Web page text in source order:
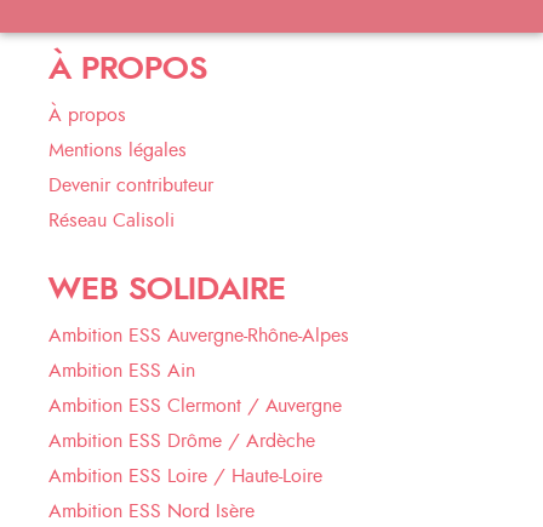
À PROPOS
À propos
Mentions légales
Devenir contributeur
Réseau Calisoli
WEB SOLIDAIRE
Ambition ESS Auvergne-Rhône-Alpes
Ambition ESS Ain
Ambition ESS Clermont / Auvergne
Ambition ESS Drôme / Ardèche
Ambition ESS Loire / Haute-Loire
Ambition ESS Nord Isère